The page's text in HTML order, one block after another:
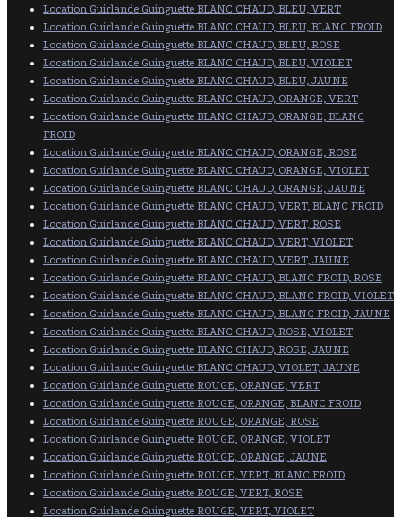
Location Guirlande Guinguette BLANC CHAUD, BLEU, VERT
Location Guirlande Guinguette BLANC CHAUD, BLEU, BLANC FROID
Location Guirlande Guinguette BLANC CHAUD, BLEU, ROSE
Location Guirlande Guinguette BLANC CHAUD, BLEU, VIOLET
Location Guirlande Guinguette BLANC CHAUD, BLEU, JAUNE
Location Guirlande Guinguette BLANC CHAUD, ORANGE, VERT
Location Guirlande Guinguette BLANC CHAUD, ORANGE, BLANC
FROID
Location Guirlande Guinguette BLANC CHAUD, ORANGE, ROSE
Location Guirlande Guinguette BLANC CHAUD, ORANGE, VIOLET
Location Guirlande Guinguette BLANC CHAUD, ORANGE, JAUNE
Location Guirlande Guinguette BLANC CHAUD, VERT, BLANC FROID
Location Guirlande Guinguette BLANC CHAUD, VERT, ROSE
Location Guirlande Guinguette BLANC CHAUD, VERT, VIOLET
Location Guirlande Guinguette BLANC CHAUD, VERT, JAUNE
Location Guirlande Guinguette BLANC CHAUD, BLANC FROID, ROSE
Location Guirlande Guinguette BLANC CHAUD, BLANC FROID, VIOLET
Location Guirlande Guinguette BLANC CHAUD, BLANC FROID, JAUNE
Location Guirlande Guinguette BLANC CHAUD, ROSE, VIOLET
Location Guirlande Guinguette BLANC CHAUD, ROSE, JAUNE
Location Guirlande Guinguette BLANC CHAUD, VIOLET, JAUNE
Location Guirlande Guinguette ROUGE, ORANGE, VERT
Location Guirlande Guinguette ROUGE, ORANGE, BLANC FROID
Location Guirlande Guinguette ROUGE, ORANGE, ROSE
Location Guirlande Guinguette ROUGE, ORANGE, VIOLET
Location Guirlande Guinguette ROUGE, ORANGE, JAUNE
Location Guirlande Guinguette ROUGE, VERT, BLANC FROID
Location Guirlande Guinguette ROUGE, VERT, ROSE
Location Guirlande Guinguette ROUGE, VERT, VIOLET